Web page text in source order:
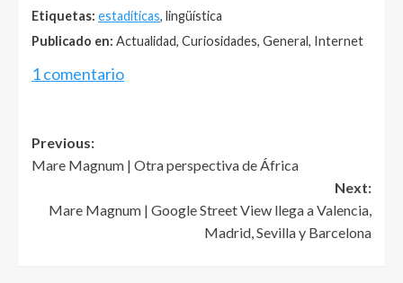
Etiquetas: estadíticas, lingüística
Publicado en: Actualidad, Curiosidades, General, Internet
1 comentario
Post
navigation
Previous:
Mare Magnum | Otra perspectiva de África
Next:
Mare Magnum | Google Street View llega a Valencia,
Madrid, Sevilla y Barcelona